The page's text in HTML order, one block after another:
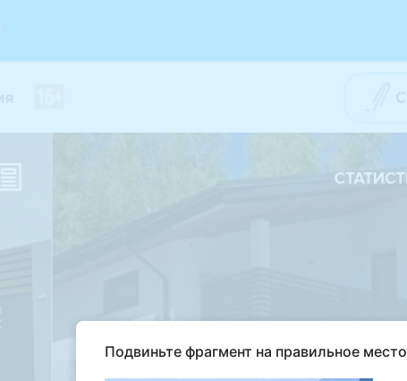
Подвиньте фрагмент на правильное место